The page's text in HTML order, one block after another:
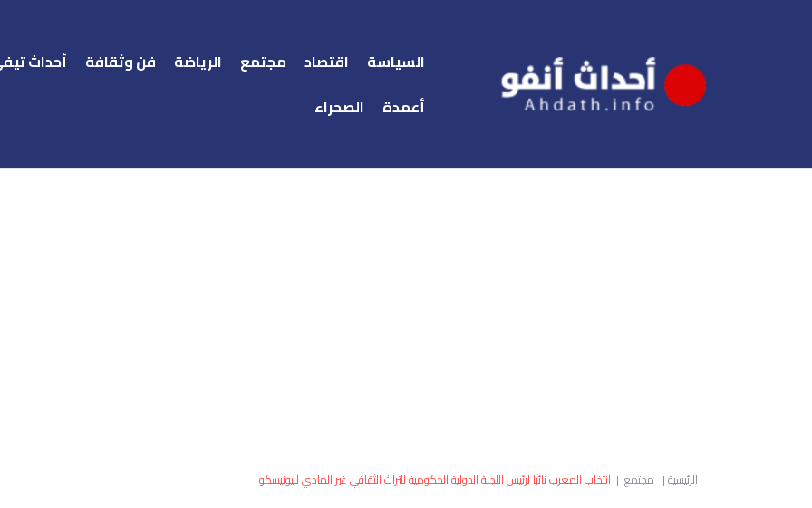
السياسة اقتصاد مجتمع الرياضة فن وثقافة أحداث
أعمدة
الصحراء
الرئيسية| مجتمع | انتخاب المغرب نائبا لرئيس اللجنة الدولية الحكومية للتراث الثقافي غير المادي لليونيسكو